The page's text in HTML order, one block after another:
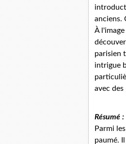
anciens.
À
parisien
intrigue
avec
Résumé :
Parmi
paumé.